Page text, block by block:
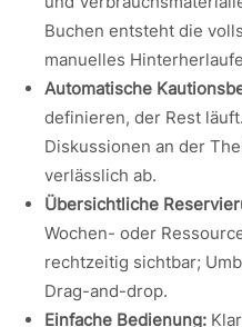
Buchen entsteht die
manuelles
Automatische
definieren, der Rest
Diskussionen an der
verlässlich ab.
Übersichtliche
Wochen- oder
rechtzeitig sichtbar;
Drag-and-drop.
Einfache Bedienung: